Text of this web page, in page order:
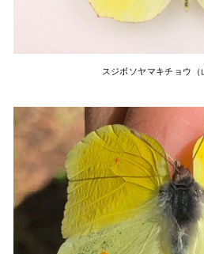
スジボソヤマキチョウ（